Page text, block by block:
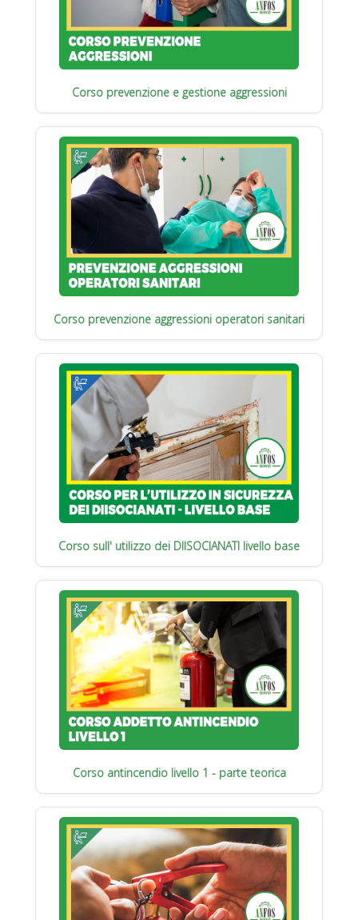
Corso prevenzione e gestione aggressioni
Corso prevenzione aggressioni operatori sanitari
Corso sull' utilizzo dei DIISOCIANATI livello base
Corso antincendio livello 1 - parte teorica